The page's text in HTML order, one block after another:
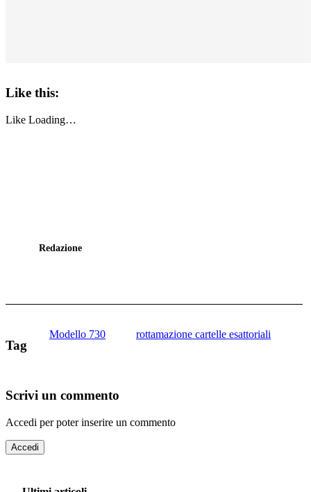
Like this:
Like Loading…
Redazione
Tag
Modello 730 rottamazione cartelle esattoriali
Scrivi un commento
Accedi per poter inserire un commento
Accedi